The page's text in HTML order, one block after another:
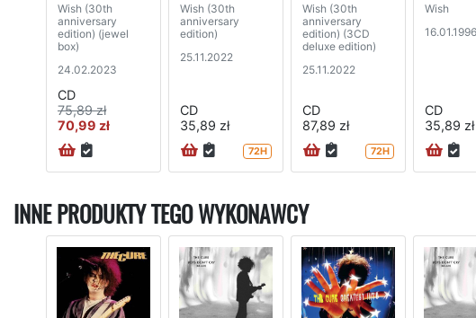
Wish (30th
anniversary
edition) (jewel
box)
24.02.2023
CD
75,89 zł
70,99 zł
Wish (30th
anniversary
edition)
25.11.2022
CD
35,89 zł
72H
Wish (30th
anniversary
edition) (3CD
deluxe edition)
25.11.2022
CD
87,89 zł
72H
Wish
16.01.1996
CD
35,89 zł
INNE PRODUKTY TEGO WYKONAWCY